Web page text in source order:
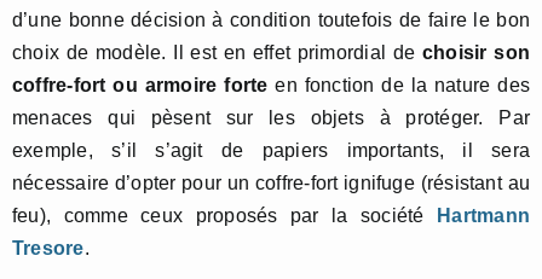
d’une bonne décision à condition toutefois de faire le bon
choix de modèle. Il est en effet primordial de choisir son
coffre-fort ou armoire forteen fonction de la nature des
menaces qui pèsent sur les objets à protéger. Par
exemple, s’il s’agit de papiers importants, il sera
nécessaire d’opter pour un coffre-fort ignifuge (résistant au
feu), comme ceux proposés par la société
Hartmann
Tresore.